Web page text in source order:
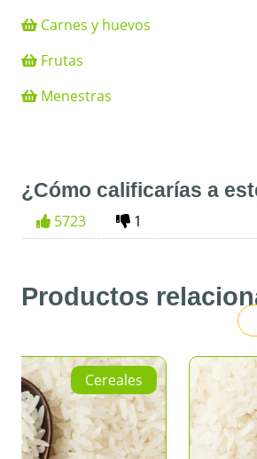
Carnes y huevos
Frutas
Menestras
¿Cómo calificarías a
5723 1
Productos